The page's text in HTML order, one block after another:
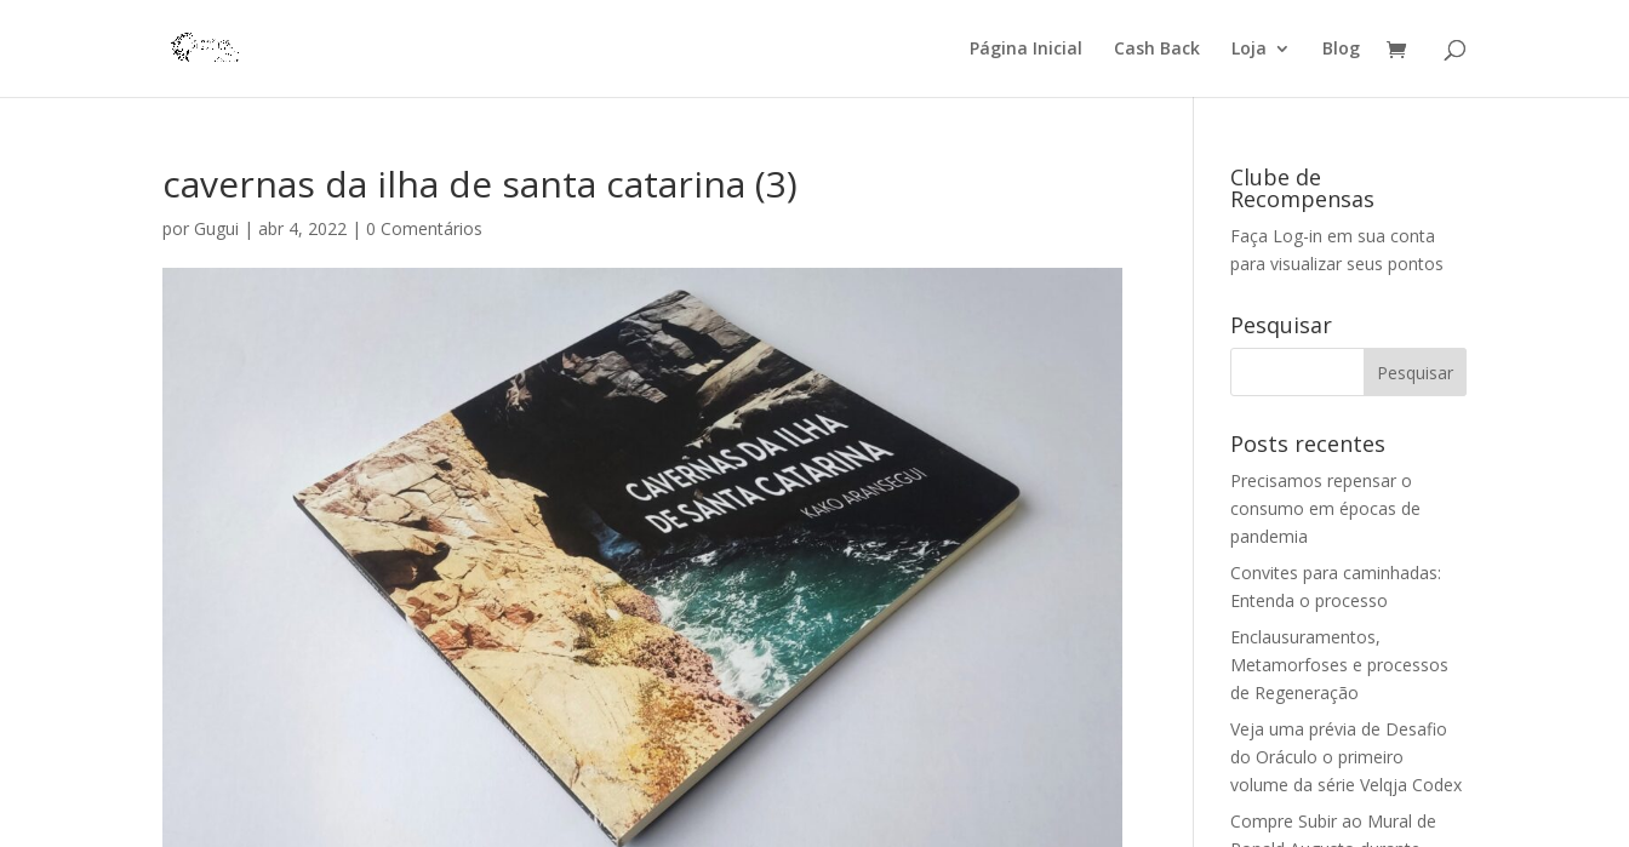
Página Inicial Cash Back Loja Blog
cavernas da ilha de santa catarina (3)
por Gugui | abr 4, 2022 | 0 Comentários
Clube de
Recompensas
Faça Log-in em sua conta
para visualizar seus pontos
Pesquisar
Posts recentes
Precisamos repensar o
consumo em épocas de
pandemia
Convites para caminhadas:
Entenda o processo
Enclausuramentos,
Metamorfoses e processos
de Regeneração
Veja uma prévia de Desafio
do Oráculo o primeiro
volume da série Velqja Codex
Compre Subir ao Mural de